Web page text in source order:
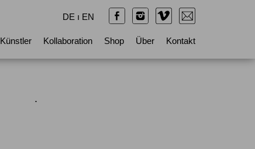
Künstler Kollaboration Shop Über Kontakt
DE ı EN
.